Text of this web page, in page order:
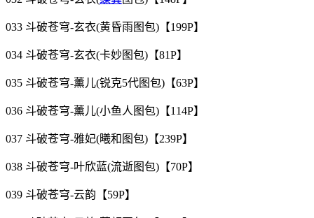
033 斗破苍穹-玄衣(黄昏雨图包)【199P】
034 斗破苍穹-玄衣(卡妙图包)【81P】
035 斗破苍穹-薰儿(锐克5代图包)【63P】
036 斗破苍穹-薰儿(小鱼人图包)【114P】
037 斗破苍穹-雅妃(曦和图包)【239P】
038 斗破苍穹-叶欣蓝(流逝图包)【70P】
039 斗破苍穹-云韵【59P】